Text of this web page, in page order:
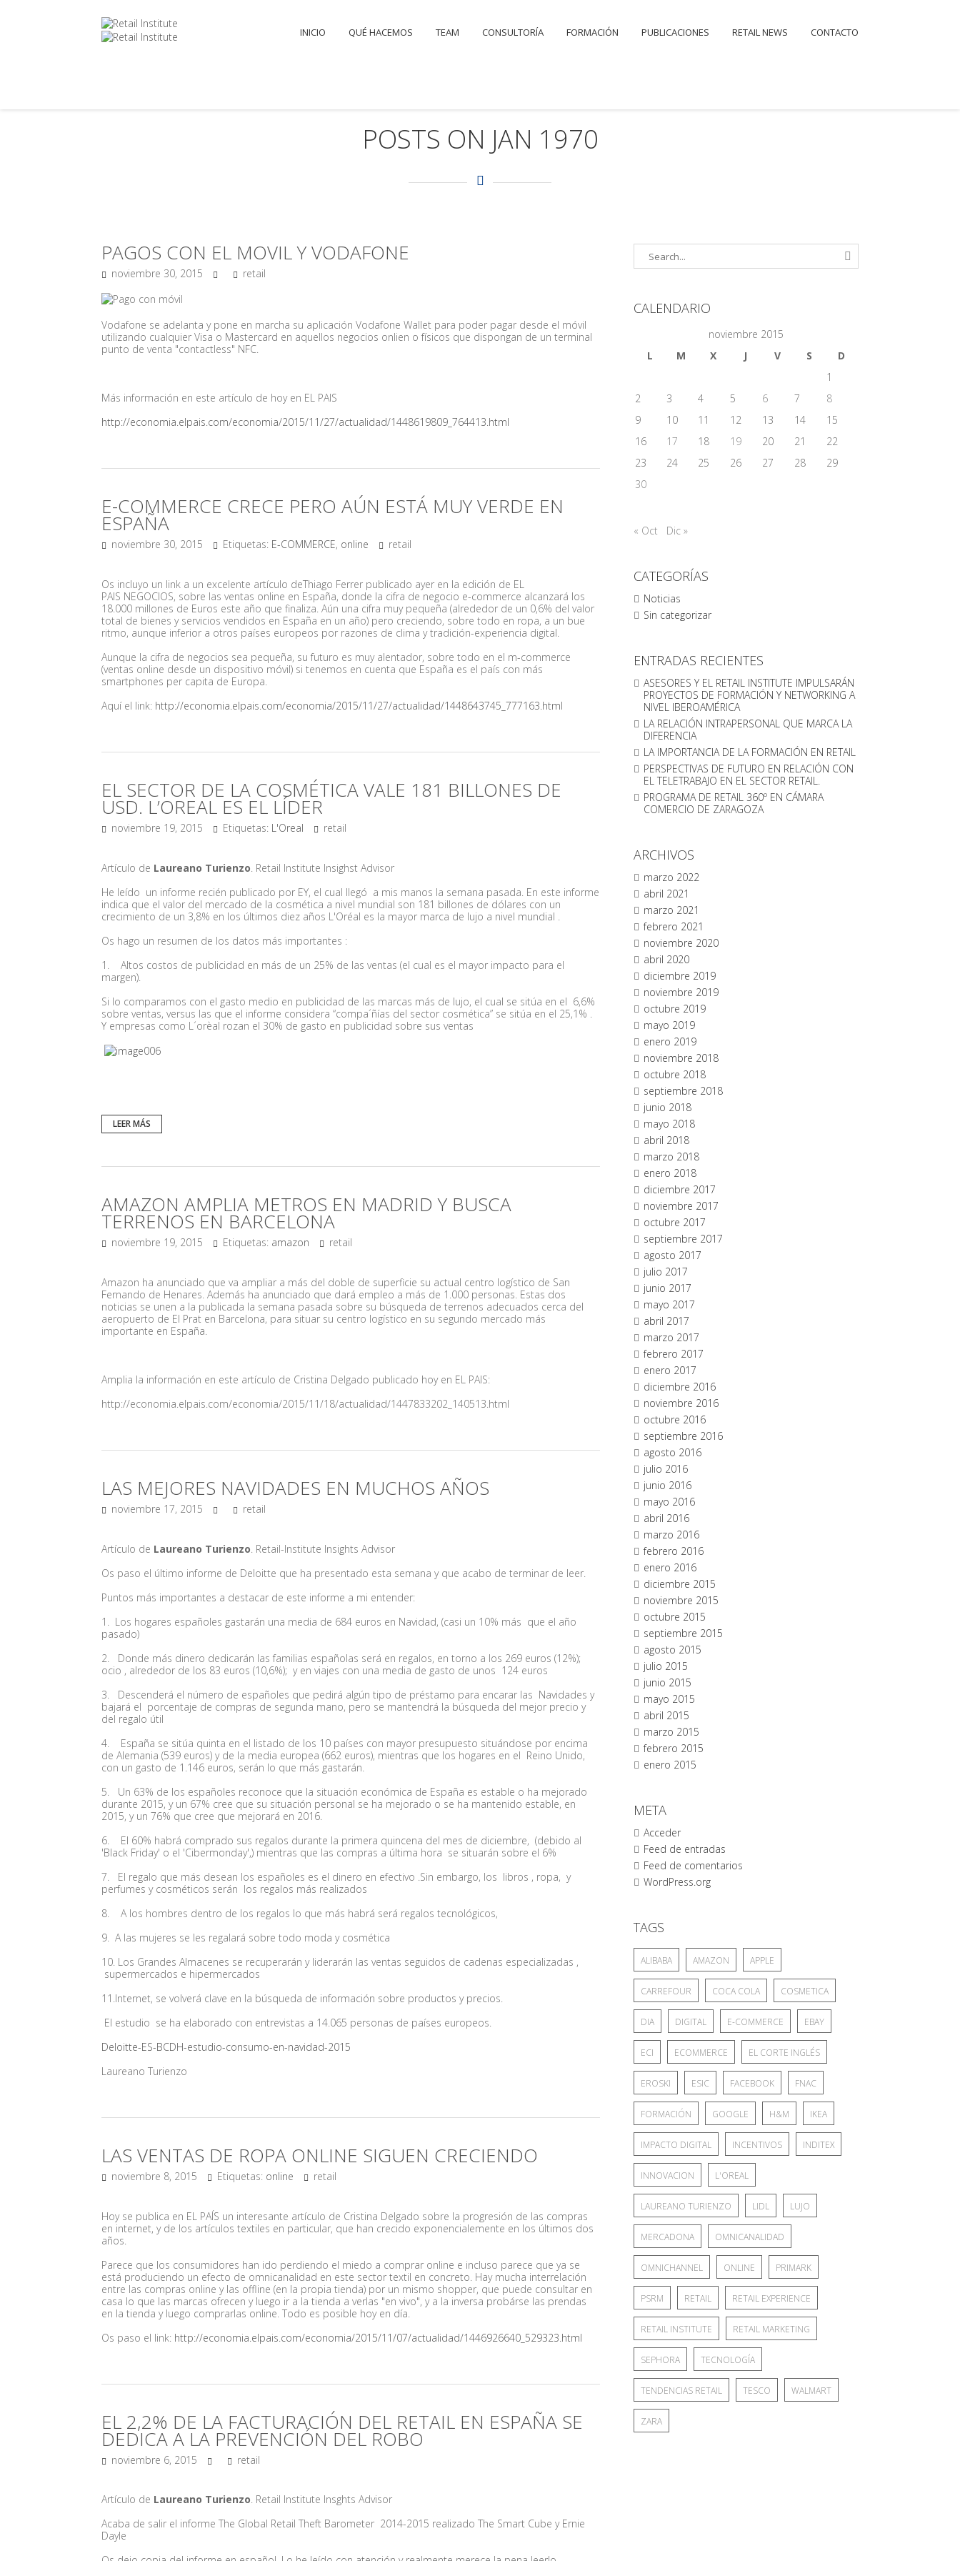
INICIO QUÉ HACEMOS TEAM CONSULTORÍA FORMACIÓN PUBLICACIONES RETAIL NEWS CONTACTO
POSTS ON JAN 1970
PAGOS CON EL MOVIL Y VODAFONE
noviembre 30, 2015 retail
Vodafone se adelanta y pone en marcha su aplicación Vodafone Wallet para poder pagar desde el móvil
utilizando cualquier Visa o Mastercard en aquellos negocios onlien o físicos que dispongan de un terminal
punto de venta "contactless" NFC.
Más información en este artículo de hoy en EL PAIS
http://economia.elpais.com/economia/2015/11/27/actualidad/1448619809_764413.html
E-COMMERCE CRECE PERO AÚN ESTÁ MUY VERDE EN
ESPAÑA
noviembre 30, 2015 Etiquetas: E-COMMERCE, online retail
Os incluyo un link a un excelente artículo deThiago Ferrer publicado ayer en la edición de EL
PAIS NEGOCIOS, sobre las ventas online en España, donde la cifra de negocio e-commerce alcanzará los
18.000 millones de Euros este año que finaliza. Aún una cifra muy pequeña (alrededor de un 0,6% del valor
total de bienes y servicios vendidos en España en un año) pero creciendo, sobre todo en ropa, a un bue
ritmo, aunque inferior a otros países europeos por razones de clima y tradición-experiencia digital.
Aunque la cifra de negocios sea pequeña, su futuro es muy alentador, sobre todo en el m-commerce
(ventas online desde un dispositivo móvil) si tenemos en cuenta que España es el país con más
smartphones per capita de Europa.
Aquí el link: http://economia.elpais.com/economia/2015/11/27/actualidad/1448643745_777163.html
EL SECTOR DE LA COSMÉTICA VALE 181 BILLONES DE
USD. L’OREAL ES EL LÍDER
noviembre 19, 2015 Etiquetas: L'Oreal retail
Artículo de Laureano Turienzo . Retail Institute Insighst Advisor
He leído un informe recién publicado por EY, el cual llegó a mis manos la semana pasada. En este informe
indica que el valor del mercado de la cosmética a nivel mundial son 181 billones de dólares con un
crecimiento de un 3,8% en los últimos diez años L'Oréal es la mayor marca de lujo a nivel mundial .
Os hago un resumen de los datos más importantes :
1.
Altos costos de publicidad en más de un 25% de las ventas (el cual es el mayor impacto para el
margen).
Si lo comparamos con el gasto medio en publicidad de las marcas más de lujo, el cual se sitúa en el 6,6%
sobre ventas, versus las que el informe considera “compa´ñías del sector cosmética” se sitúa en el 25,1% .
Y empresas como L´orèal rozan el 30% de gasto en publicidad sobre sus ventas
LEER MÁS
AMAZON AMPLIA METROS EN MADRID Y BUSCA
TERRENOS EN BARCELONA
noviembre 19, 2015 Etiquetas: amazon retail
Amazon ha anunciado que va ampliar a más del doble de superficie su actual centro logístico de San
Fernando de Henares. Además ha anunciado que dará empleo a más de 1.000 personas. Estas dos
noticias se unen a la publicada la semana pasada sobre su búsqueda de terrenos adecuados cerca del
aeropuerto de El Prat en Barcelona, para situar su centro logístico en su segundo mercado más
importante en España.
Amplia la información en este artículo de Cristina Delgado publicado hoy en EL PAIS:
http://economia.elpais.com/economia/2015/11/18/actualidad/1447833202_140513.html
LAS MEJORES NAVIDADES EN MUCHOS AÑOS
noviembre 17, 2015 retail
Artículo de Laureano Turienzo . Retail-Institute Insights Advisor
Os paso el último informe de Deloitte que ha presentado esta semana y que acabo de terminar de leer
Puntos más importantes a destacar de este informe a mi entender:
1.
Los hogares españoles gastarán una media de 684 euros en Navidad, (casi un 10% más que el año
pasado)
2.
Donde más dinero dedicarán las familias españolas será en regalos, en torno a los 269 euros (12%);
ocio , alrededor de los 83 euros (10,6%); y en viajes con una media de gasto de unos 124 euros
3.
Descenderá el número de españoles que pedirá algún tipo de préstamo para encarar las Navidades y
bajará el porcentaje de compras de segunda mano, pero se mantendrá la búsqueda del mejor precio y
del regalo útil
4.
España se sitúa quinta en el listado de los 10 países con mayor presupuesto situándose por encima
de Alemania (539 euros) y de la media europea (662 euros), mientras que los hogares en el Reino Unido,
con un gasto de 1.146 euros, serán lo que más gastarán.
5.
Un 63% de los españoles reconoce que la situación económica de España es estable o ha mejorado
durante 2015, y un 67% cree que su situación personal se ha mejorado o se ha mantenido estable, en
2015, y un 76% que cree que mejorará en 2016.
6.
El 60% habrá comprado sus regalos durante la primera quincena del mes de diciembre, (debido al
'Black Friday' o el 'Cibermonday',) mientras que las compras a última hora se situarán sobre el 6%
7.
El regalo que más desean los españoles es el dinero en efectivo .Sin embargo, los libros , ropa, y
perfumes y cosméticos serán los regalos más realizados
8.
A los hombres dentro de los regalos lo que más habrá será regalos tecnológicos,
9. A las mujeres se les regalará sobre todo moda y cosmética
10. Los Grandes Almacenes se recuperarán y liderarán las ventas seguidos de cadenas especializadas ,
supermercados e hipermercados
11. Internet, se volverá clave en la búsqueda de información sobre productos y precios.
El estudio se ha elaborado con entrevistas a 14.065 personas de países europeos.
Deloitte-ES-BCDH-estudio-consumo-en-navidad-2015
Laureano Turienzo
LAS VENTAS DE ROPA ONLINE SIGUEN CRECIENDO
noviembre 8, 2015 Etiquetas: online retail
Hoy se publica en EL PAÍS un interesante artículo de Cristina Delgado sobre la progresión de las compras
en internet, y de los artículos textiles en particular, que han crecido exponencialemente en los últimos dos
años.
Parece que los consumidores han ido perdiendo el miedo a comprar online e incluso parece que ya se
está produciendo un efecto de omnicanalidad en este sector textil en concreto. Hay mucha interrelación
entre las compras online y las offline (en la propia tienda) por un mismo shopper, que puede consultar en
casa lo que las marcas ofrecen y luego ir a la tienda a verlas "en vivo", y a la inversa probárse las prendas
en la tienda y luego comprarlas online. Todo es posible hoy en día.
Os paso el link: http://economia.elpais.com/economia/2015/11/07/actualidad/1446926640_529323.html
EL 2,2% DE LA FACTURACIÓN DEL RETAIL EN ESPAÑA SE
DEDICA A LA PREVENCIÓN DEL ROBO
noviembre 6, 2015 retail
Artículo de Laureano Turienzo. Retail Institute Insghts Advisor
Acaba de salir el informe The Global Retail Theft Barometer 2014-2015 realizado The Smart Cube y Ernie
Dayle
CALENDARIO
noviembre 2015
L
M X J V S
D
1
2
3 4 5 6 7
8
9
10 11 12 13 14
15
16
17 18 19 20 21
22
23
24 25 26 27 28
29
30
« Oct Dic »
CATEGORÍAS
Noticias
Sin categorizar
ENTRADAS RECIENTES
ASESORES Y EL RETAIL INSTITUTE IMPULSARÁN
PROYECTOS DE FORMACIÓN Y NETWORKING A
NIVEL IBEROAMÉRICA
LA RELACIÓN INTRAPERSONAL QUE MARCA LA
DIFERENCIA
LA IMPORTANCIA DE LA FORMACIÓN EN RETAIL
PERSPECTIVAS DE FUTURO EN RELACIÓN CON
EL TELETRABAJO EN EL SECTOR RETAIL.
PROGRAMA DE RETAIL 360º EN CÁMARA
COMERCIO DE ZARAGOZA
ARCHIVOS
marzo 2022
abril 2021
marzo 2021
febrero 2021
noviembre 2020
abril 2020
diciembre 2019
noviembre 2019
octubre 2019
mayo 2019
enero 2019
noviembre 2018
octubre 2018
septiembre 2018
junio 2018
mayo 2018
abril 2018
marzo 2018
enero 2018
diciembre 2017
noviembre 2017
octubre 2017
septiembre 2017
agosto 2017
julio 2017
junio 2017
mayo 2017
abril 2017
marzo 2017
febrero 2017
enero 2017
diciembre 2016
noviembre 2016
octubre 2016
septiembre 2016
agosto 2016
julio 2016
junio 2016
mayo 2016
abril 2016
marzo 2016
febrero 2016
enero 2016
diciembre 2015
noviembre 2015
octubre 2015
septiembre 2015
agosto 2015
julio 2015
junio 2015
mayo 2015
abril 2015
marzo 2015
febrero 2015
enero 2015
META
Acceder
Feed de entradas
Feed de comentarios
WordPress.org
TAGS
ALIBABA AMAZON APPLE
CARREFOUR COCA COLA COSMETICA
DIA DIGITAL E-COMMERCE EBAY
ECI ECOMMERCE EL CORTE INGLÉS
EROSKI ESIC FACEBOOK FNAC
FORMACIÓN GOOGLE H&M IKEA
IMPACTO DIGITAL INCENTIVOS INDITEX
INNOVACION L'OREAL
LAUREANO TURIENZO LIDL LUJO
MERCADONA OMNICANALIDAD
OMNICHANNEL ONLINE PRIMARK
PSRM RETAIL RETAIL EXPERIENCE
RETAIL INSTITUTE RETAIL MARKETING
SEPHORA TECNOLOGÍA
TENDENCIAS RETAIL TESCO WALMART
ZARA